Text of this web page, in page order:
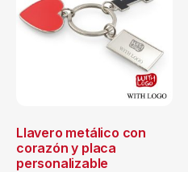
Llavero metálico con
corazón y placa
personalizable